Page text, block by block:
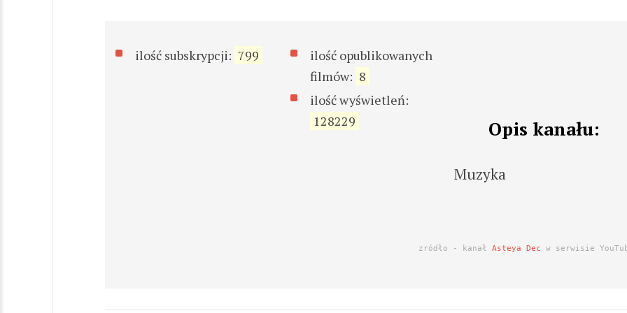
ilość subskrypcji: 799
ilość opublikowanych
filmów: 8
ilość wyświetleń:
128229
Opis kanału:
Muzyka
zródło - kanałAsteya Dec w serwisie